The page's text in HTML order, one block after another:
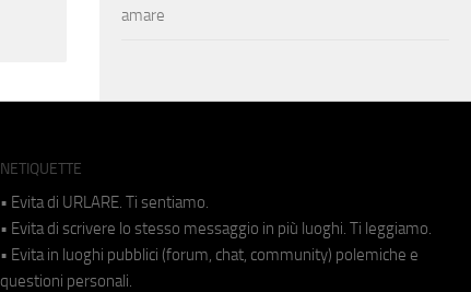
amare
NETIQUETTE
• Evita di URLARE. Ti sentiamo.
• Evita di scrivere lo stesso messaggio in più luoghi. Ti leggiamo.
• Evita in luoghi pubblici (forum, chat, community) polemiche e
questioni personali.